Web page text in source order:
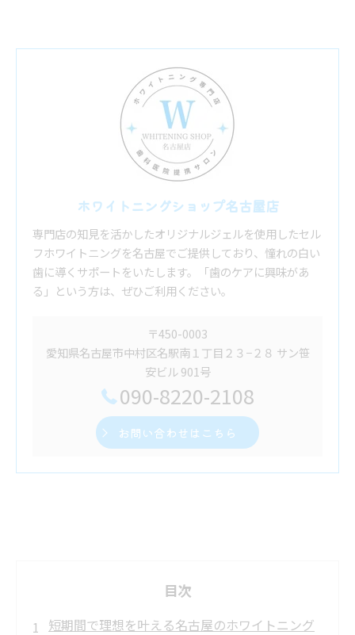
ホワイトニングショップ名古屋店
専門店の知見を活かしたオリジナルジェルを使用したセル
フホワイトニングを名古屋でご提供しており、憧れの白い
歯に導くサポートをいたします。「歯のケアに興味があ
る」という方は、ぜひご利用ください。
〒450-0003
愛知県名古屋市中村区名駅南１丁目２３−２８ サン笹
安ビル 901号
090-8220-2108
お問い合わせはこちら
目次
短期間で理想を叶える名古屋のホワイトニング